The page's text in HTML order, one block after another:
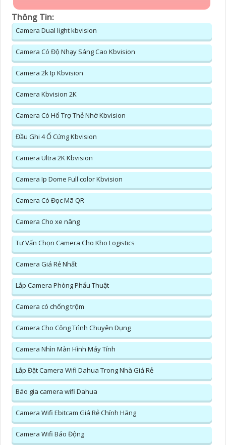
Thông Tin:
Camera Dual light kbvision
Camera Có Độ Nhạy Sáng Cao Kbvision
Camera 2k Ip Kbvision
Camera Kbvision 2K
Camera Có Hổ Trợ Thẻ Nhớ Kbvision
Đầu Ghi 4 Ổ Cứng Kbvision
Camera Ultra 2K Kbvision
Camera Ip Dome Full color Kbvision
Camera Có Đọc Mã QR
Camera Cho xe nâng
Tư Vấn Chọn Camera Cho Kho Logistics
Camera Giá Rẻ Nhất
Lắp Camera Phòng Phẩu Thuật
Camera có chống trộm
Camera Cho Công Trình Chuyên Dụng
Camera Nhìn Màn Hình Máy Tính
Lắp Đặt Camera Wifi Dahua Trong Nhà Giá Rẻ
Báo gia camera wifi Dahua
Camera Wifi Ebitcam Giá Rẻ Chính Hãng
Camera Wifi Báo Động